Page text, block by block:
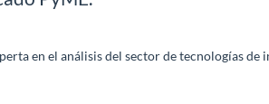
en el análisis del sector de tecnologías de